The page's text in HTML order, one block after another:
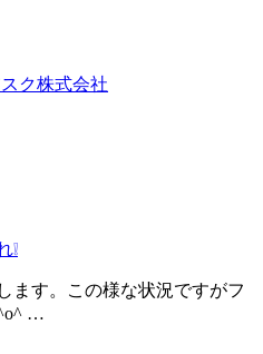
ク株式会社
ます。この様な状況ですがフ
…